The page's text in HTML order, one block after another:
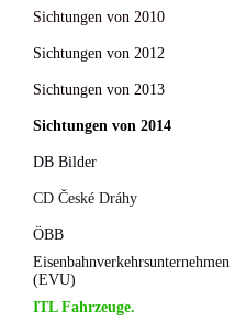
Sichtungen von 2010
Sichtungen von 2012
Sichtungen von 2013
Sichtungen von 2014
DB Bilder
CD České Dráhy
ÖBB
Eisenbahnverkehrsunternehmen
(EVU)
ITL Fahrzeuge.